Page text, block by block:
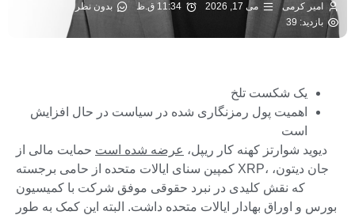
امیر کرمی می 17, 2026 11:34 ق.ظ
بدون نظر
بازدید: 39
یک شکست تلخ
اهمیت پول رمزنگاری شده در سیاست در حال افزایش
است
دیوید شوارتز کهنه کار ریپل، عرضه شده است حمایت مالی از
کمپین سنای ایالات متحده از حامی برجسته XRP، جان دیتون،
که نقش کلیدی در نبرد حقوقی موفق شرکت با کمیسیون
بورس و اوراق بهادار ایالات متحده داشت. البته این کمک به طور